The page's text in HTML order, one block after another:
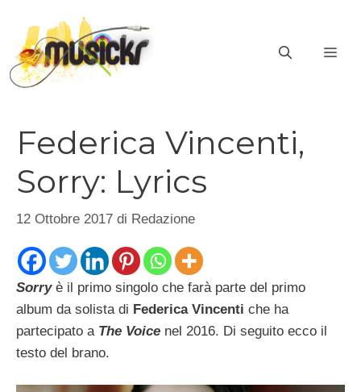
contenuto
Federica Vincenti,
Sorry: Lyrics
12 Ottobre 2017 di Redazione
Sorryè il primo singolo che farà parte del primo
album da solista di Federica Vincenti che ha
partecipato a The Voice nel 2016. Di seguito ecco il
testo del brano.